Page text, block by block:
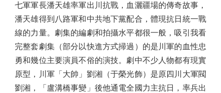
七軍軍長潘天雄率軍出川抗戰，血灑疆場的傳奇故事，
潘天雄得到八路軍和中共地下黨配合，體現抗日統一戰
線的力量。劇集的編劇和拍攝水平都很一般，吸引我看
完整套劇集（部分以快進方式掃過）的是川軍的血性忠
勇和幾位主要演員不俗的演技。劇中不少人物都有現實
原型，川軍「大帥」劉湘（于榮光飾）是原四川大軍閥
劉湘，「盧溝橋事變」後他通電全國力主抗日，率兵出